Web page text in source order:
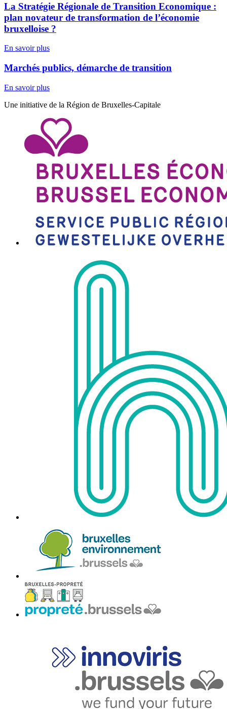
La Stratégie Régionale de Transition Economique :
plan novateur de transformation de l’économie
bruxelloise ?
En savoir plus
Marchés publics, démarche de transition
En savoir plus
Une initiative de la Région de Bruxelles-Capitale